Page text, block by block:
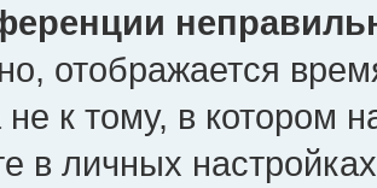
отображается
не к тому, в котором
в личных